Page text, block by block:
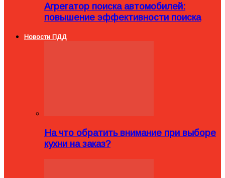
Агрегатор поиска автомобилей:
повышение эффективности поиска
Новости ПДД
На что обратить внимание при выборе
кухни на заказ?